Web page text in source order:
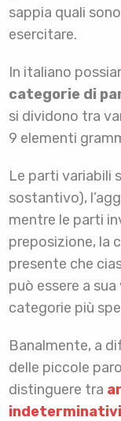
sappia quali
esercitare.
In italiano
categorie di
si dividono tra
9 elementi
Le parti variabili
sostantivo),
mentre le parti
preposizione, la
presente che
può essere a
categorie più
Banalmente, a
delle piccole
distinguere tra
indeterminativi